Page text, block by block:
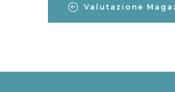
Valutazione